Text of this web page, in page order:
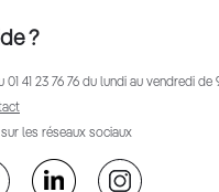
?
01 41 23 76 76 du lundi au vendredi de
les réseaux sociaux